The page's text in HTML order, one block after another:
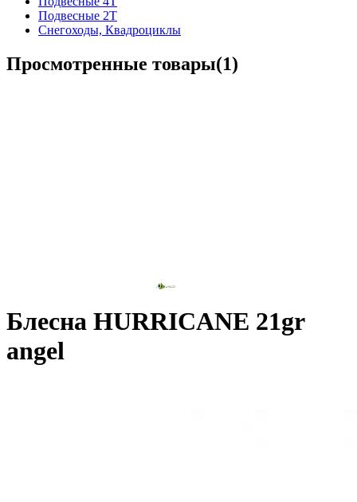
Подвесные 2Т
Снегоходы, Квадроциклы
Просмотренные товары(1)
Блесна HURRICANE 21gr
angel